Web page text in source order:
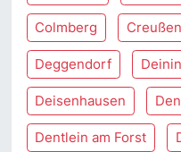
Colmberg Creußen
Deggendorf
Deisenhausen
Dentlein am Forst